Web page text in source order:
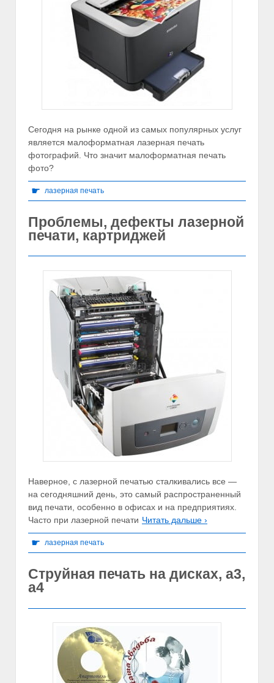
Сегодня на рынке одной из самых популярных услуг
является малоформатная лазерная печать
фотографий. Что значит малоформатная печать
фото?
☛ лазерная печать
Проблемы, дефекты лазерной
печати, картриджей
Наверное, с лазерной печатью сталкивались все —
на сегодняшний день, это самый распространенный
вид печати, особенно в офисах и на предприятиях.
Часто при лазерной печати Читать дальше ›
☛ лазерная печать
Струйная печать на дисках, а3,
а4